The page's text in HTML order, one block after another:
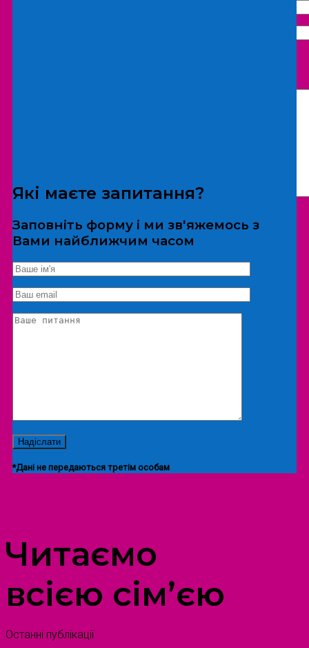
*Дані не передаються третім особам
Екскурсія/локація
Які маєте запитання?
Заповніть форму і ми зв'яжемось з
Вами найближчим часом
*Дані не передаються третім особам
Читаємо
всією сім’єю
Останні публікації